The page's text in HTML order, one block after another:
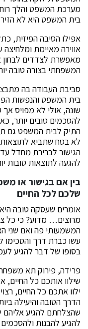
מערכת המשפט והלך
בית המשפט היא לא
אפילו הסיבה הפיזית,
אווירה מאיימת
מאפשרת לצדדים לבחון
המשפחתי בצורה טובה
סביבת העבודה בה
בית המשפט והנפשות
שונה, אולי לא מפויס
להסכמים טובים יותר,
התיק לבית המשפט גם
לא בטח שתביא
הגישור לברירת מחדל
להגעה לתוצאות טובות
בין אם בגישור או
שלכם לכל החיים
אומרים שעסקה טובה
מרוצים… מדוע? כי כל
המשמעותי פה ואם שני
עשו כברת דרך והסכימו
בסופו של דבר להגיע
פרידה, פירוק תא
שילוו אותכם כל
ילוו אתכם כל החיים,
הדרך הטובה והיעילה
שהצלחתם להגיע אליהם
להגיע להבנות